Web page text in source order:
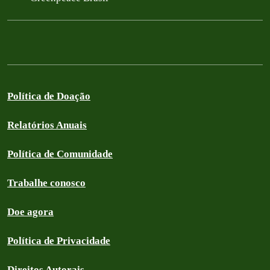
Política de Doação
Relatórios Anuais
Política de Comunidade
Trabalhe conosco
Doe agora
Política de Privacidade